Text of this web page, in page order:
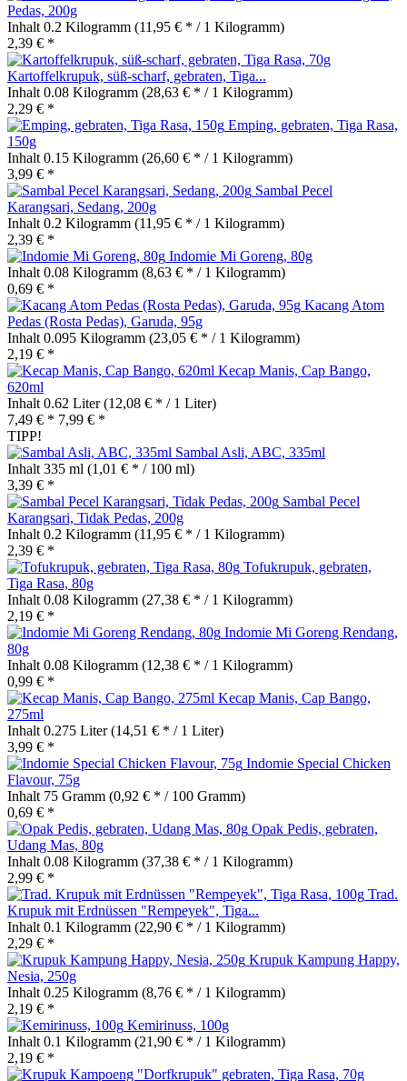
Pedas, 200g
Inhalt 0.2 Kilogramm (11,95 € * / 1 Kilogramm)
2,39 € *
Kartoffelkrupuk, süß-scharf, gebraten, Tiga...
Inhalt 0.08 Kilogramm (28,63 € * / 1 Kilogramm)
2,29 € *
Emping, gebraten, Tiga Rasa,
150g
Inhalt 0.15 Kilogramm (26,60 € * / 1 Kilogramm)
3,99 € *
Sambal Pecel
Karangsari, Sedang, 200g
Inhalt 0.2 Kilogramm (11,95 € * / 1 Kilogramm)
2,39 € *
Indomie Mi Goreng, 80g
Inhalt 0.08 Kilogramm (8,63 € * / 1 Kilogramm)
0,69 € *
Kacang Atom
Pedas (Rosta Pedas), Garuda, 95g
Inhalt 0.095 Kilogramm (23,05 € * / 1 Kilogramm)
2,19 € *
Kecap Manis, Cap Bango,
620ml
Inhalt 0.62 Liter(12,08 € * / 1 Liter)
7,49 € * 7,99 € *
TIPP!
Sambal Asli, ABC, 335ml
Inhalt 335 ml (1,01 € * / 100 ml)
3,39 € *
Sambal Pecel
Karangsari, Tidak Pedas, 200g
Inhalt 0.2 Kilogramm (11,95 € * / 1 Kilogramm)
2,39 € *
Tofukrupuk, gebraten,
Tiga Rasa, 80g
Inhalt 0.08 Kilogramm (27,38 € * / 1 Kilogramm)
2,19 € *
Indomie Mi Goreng Rendang,
80g
Inhalt 0.08 Kilogramm (12,38 € * / 1 Kilogramm)
0,99 € *
Kecap Manis, Cap Bango,
275ml
Inhalt 0.275 Liter(14,51 € * / 1 Liter)
3,99 € *
Indomie Special Chicken
Flavour, 75g
Inhalt 75 Gramm (0,92 € * / 100 Gramm)
0,69 € *
Opak Pedis, gebraten,
Udang Mas, 80g
Inhalt 0.08 Kilogramm (37,38 € * / 1 Kilogramm)
2,99 € *
Trad.
Krupuk mit Erdnüssen "Rempeyek", Tiga...
Inhalt 0.1 Kilogramm (22,90 € * / 1 Kilogramm)
2,29 € *
Krupuk Kampung Happy,
Nesia, 250g
Inhalt 0.25 Kilogramm (8,76 € * / 1 Kilogramm)
2,19 € *
Kemirinuss, 100g
Inhalt 0.1 Kilogramm (21,90 € * / 1 Kilogramm)
2,19 € *